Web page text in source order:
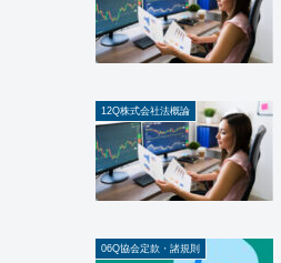
12Q株式会社法概論
06Q協会定款・諸規則